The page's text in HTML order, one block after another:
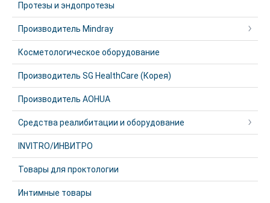
Протезы и эндопротезы
Производитель Mindray
Косметологическое оборудование
Производитель SG HealthCare (Корея)
Производитель AOHUA
Средства реалибитации и оборудование
INVITRO/ИНВИТРО
Товары для проктологии
Интимные товары